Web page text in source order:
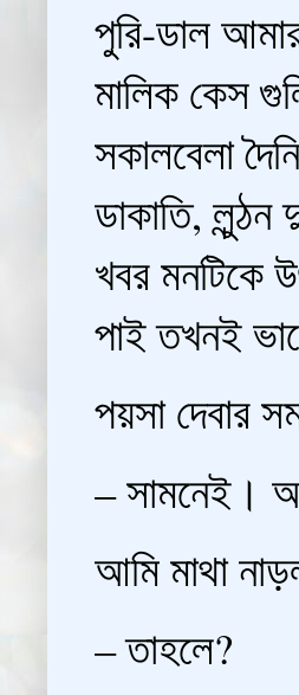
পুরি-ডাল
মালিক কেস
সকালবেলা
ডাকাতি,
খবর মনটিকে
পাই তখনই
পয়সা দেবার
– সামনেই।
আমি মাথা
– তাহলে?